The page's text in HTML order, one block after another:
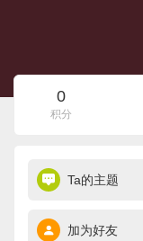
0
积分
Ta的主题
加为好友